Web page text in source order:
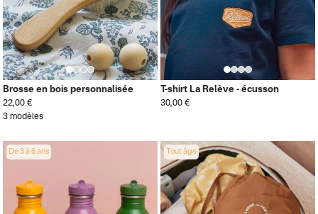
Brosse en bois personnalisée
22,00 €
3 modèles
T-shirt La Relève - écusson
30,00 €
De 3 à 6 ans Tout âge